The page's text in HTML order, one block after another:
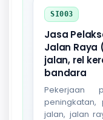
SI003
Jasa
Jalan Raya
jalan, rel
bandara
Pekerjaan
jalan, jalan